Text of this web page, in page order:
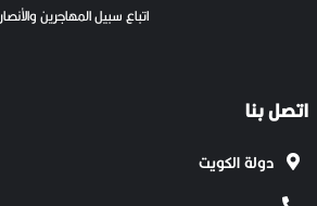
اتباع سبيل المهاجرين والأنصار
اتصل بنا
دولة الكويت